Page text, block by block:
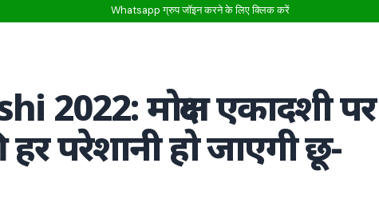
Whatsapp ग्रुप जॉइन करने के लिए क्लिक करें
मोक्षदा एकादशी पर
परेशानी हो जाएगी छू-